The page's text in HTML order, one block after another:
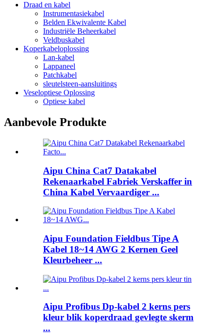
Draad en kabel
Instrumentasiekabel
Belden Ekwivalente Kabel
Industriële Beheerkabel
Veldbuskabel
Koperkabeloplossing
Lan-kabel
Lappaneel
Patchkabel
sleutelsteen-aansluitings
Veseloptiese Oplossing
Optiese kabel
Aanbevole Produkte
Aipu China Cat7 Datakabel
Rekenaarkabel Fabriek Verskaffer in
China Kabel Vervaardiger ...
Aipu Foundation Fieldbus Tipe A
Kabel 18~14 AWG 2 Kernen Geel
Kleurbeheer ...
Aipu Profibus Dp-kabel 2 kerns pers
kleur blik koperdraad gevlegte skerm
...